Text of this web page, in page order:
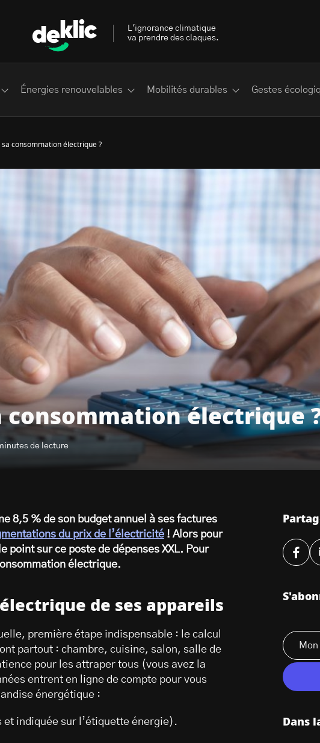
consommation électrique
de lecture
consommation électrique ?
8,5 % de son budget annuel à ses factures
du prix de l’électricité ! Alors pour
sur ce poste de dépenses XXL. Pour
électrique.
de ses appareils
première étape indispensable : le calcul
partout : chambre, cuisine, salon, salle de
pour les attraper tous (vous avez la
entrent en ligne de compte pour vous
énergétique :
et indiquée sur l’étiquette énergie). Dans
L'ignorance climatique
va prendre des claques.
Énergies renouvelables Mobilités durables Gestes
deklic kids interview Volte-face influenceur.se